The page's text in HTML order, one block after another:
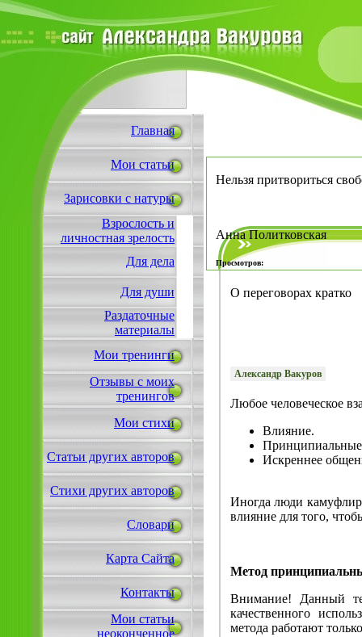
Главная
Мои статьи
Зарисовки с натуры
Взрослость и
личностная зрелость
Для дела
Для души
Раздаточные
материалы
Мои тренинги
Отзывы с моих
тренингов
Мои стихи
Статьи других авторов
Стихи других авторов
Словари
Карта Сайта
Контакты
Мои статьи
неоконченное
О переговорах кратко
Александр Вакуров
Любое человеческое
Влияние.
Искреннее
Иногда люди
влияние для того,
Метод
Внимание! Данный
качественного
метода работают
Нельзя притвориться
Анна Политковская
Просмотров: